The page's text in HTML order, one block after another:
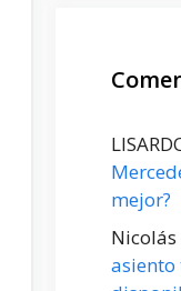
mejor?
Nicolás
asiento